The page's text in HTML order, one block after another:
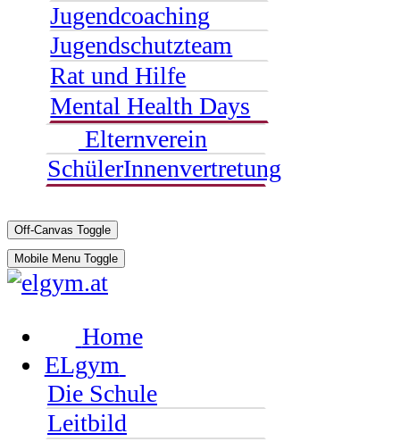
Jugendcoaching
Jugendschutzteam
Rat und Hilfe
Mental Health Days
Elternverein
SchülerInnenvertretung
Off-Canvas Toggle
Mobile Menu Toggle
Home
ELgym
Die Schule
Leitbild